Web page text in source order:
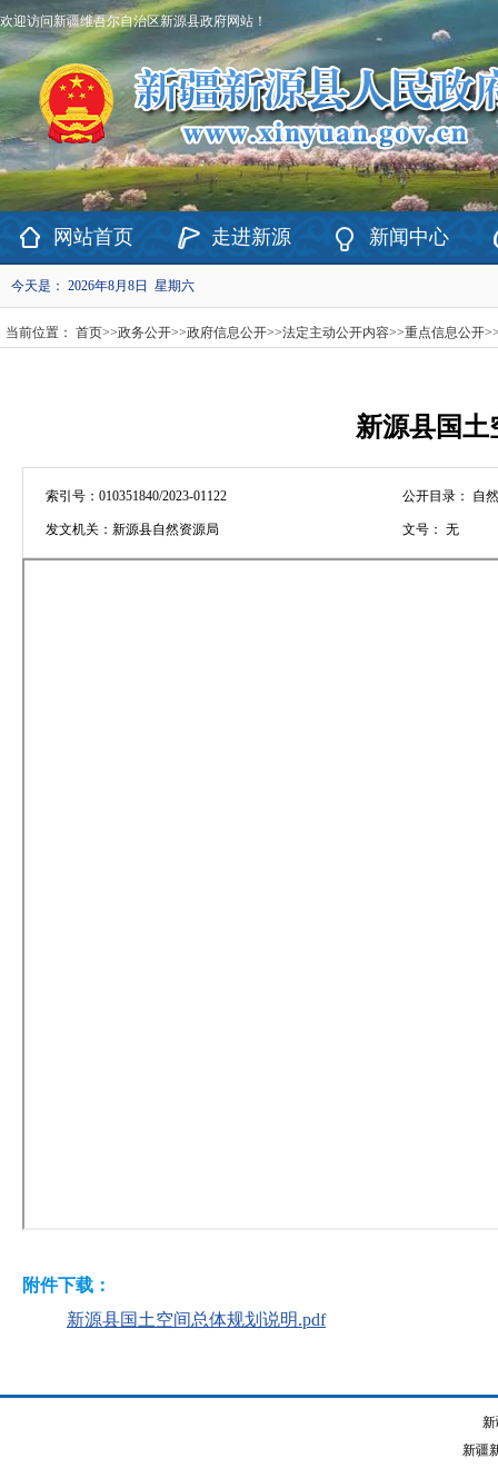
欢迎访问新疆维吾尔自治区新源县政府网站！
网站首页 走进新源 新闻中心
今天是： 2026年8月8日 星期六
当前位置： 首页>>政务公开>>政府信息公开>>法定主动公开内容>>重点信息公开
新源县国土
索引号： 010351840/2023-01122 公开目录： 自
发文机关： 新源县自然资源局 文号： 无
附件下载：
新源县国土空间总体规划说明.pdf
新疆